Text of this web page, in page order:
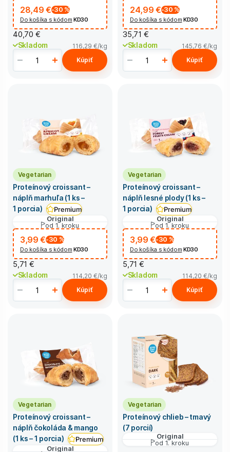
28,49 €-30 %
Do košíka s kódom KD30
40,70 €
Skladom 116,29 €/kg
Kúpiť
24,99 €-30 %
Do košíka s kódom KD30
35,71 €
Skladom 145,76 €/kg
Kúpiť
Vegetarian
Proteínový croissant –
náplň marhuľa (1 ks –
1 porcia)
Premium
Original
od 1. kroku
3,99 €-30 %
Do košíka s kódom KD30
5,71 €
Skladom 114,20 €/kg
Kúpiť
Vegetarian
Proteínový croissant –
náplň lesné plody (1 ks –
1 porcia)
Premium
Original
od 1. kroku
3,99 €-30 %
Do košíka s kódom KD30
5,71 €
Skladom 114,20 €/kg
Kúpiť
Vegetarian
Proteínový croissant –
náplň čokoláda & mango
(1 ks – 1 porcia)
Premium
Original
Vegetarian
Proteínový chlieb – tmavý
(7 porcií)
Original
od 1. kroku